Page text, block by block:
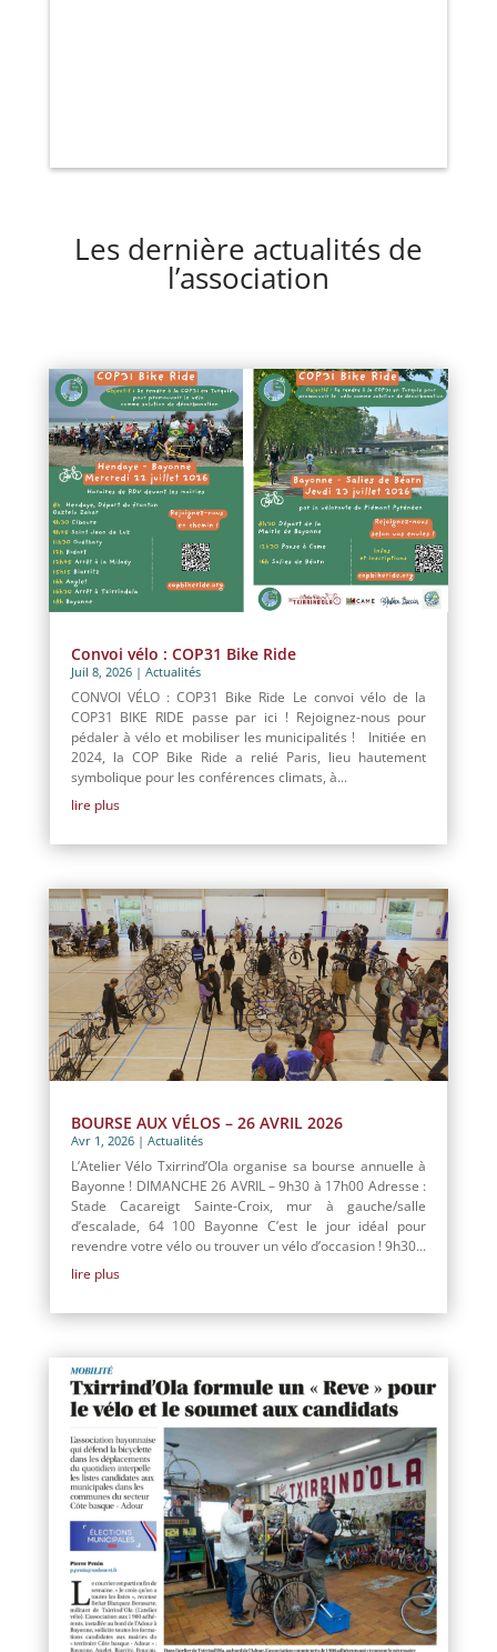
Les dernière actualités de
l’association
Convoi vélo : COP31 Bike Ride
Juil 8, 2026| Actualités
CONVOI VÉLO : COP31 Bike Ride Le convoi vélo de la
COP31 BIKE RIDE passe par ici ! Rejoignez-nous pour
pédaler à vélo et mobiliser les municipalités ! Initiée en
2024, la COP Bike Ride a relié Paris, lieu hautement
symbolique pour les conférences climats, à...
lire plus
BOURSE AUX VÉLOS – 26 AVRIL 2026
Avr 1, 2026| Actualités
L’Atelier Vélo Txirrind’Ola organise sa bourse annuelle à
Bayonne ! DIMANCHE 26 AVRIL – 9h30 à 17h00 Adresse :
Stade Cacareigt Sainte-Croix, mur à gauche/salle
d’escalade, 64 100 Bayonne C’est le jour idéal pour
revendre votre vélo ou trouver un vélo d’occasion ! 9h30...
lire plus